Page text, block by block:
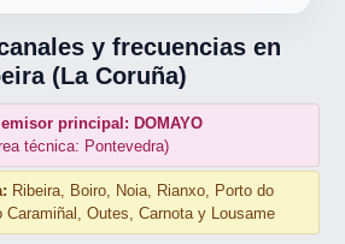
y frecuencias en
(La Coruña)
principal: DOMAYO
técnica: Pontevedra)
Ribeira, Boiro, Noia, Rianxo, Porto do
Caramiñal, Outes, Carnota y Lousame